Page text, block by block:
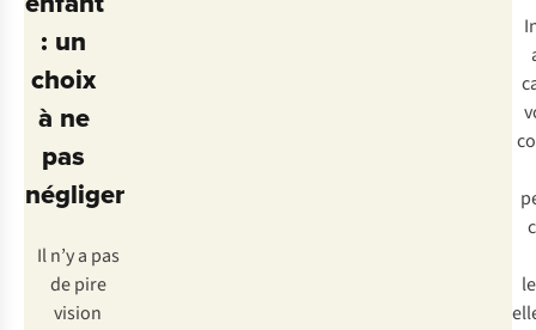
: un
choix
à ne
pas
négliger
Il n’y a pas
de pire
vision